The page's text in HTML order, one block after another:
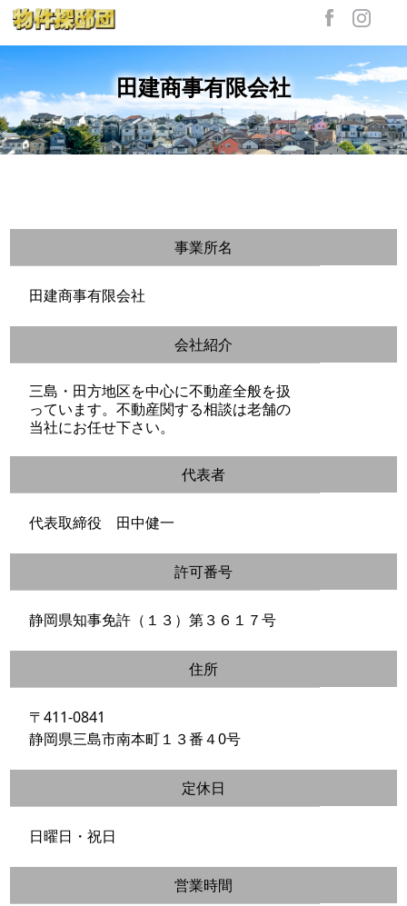
田建商事有限会社
事業所名
田建商事有限会社
会社紹介
三島・田方地区を中心に不動産全般を扱
っています。不動産関する相談は老舗の
当社にお任せ下さい。
代表者
代表取締役 田中健一
許可番号
静岡県知事免許（１３）第３６１７号
住所
〒411-0841
静岡県三島市南本町１３番４0号
定休日
日曜日・祝日
営業時間